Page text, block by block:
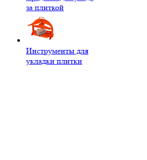
за плиткой
Инструменты для
укладки плитки